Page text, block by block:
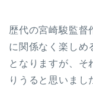
歴代の宮崎駿監督
に関係なく楽しめ
となりますが、そ
りうると思いまし